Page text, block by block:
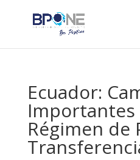
Ecuador:
Importantes
Régimen de